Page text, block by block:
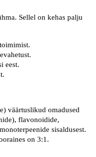
Sellel on kehas palju
eest.
väärtuslikud omadused
flavonoidide,
sisaldusest.
on 3:1.